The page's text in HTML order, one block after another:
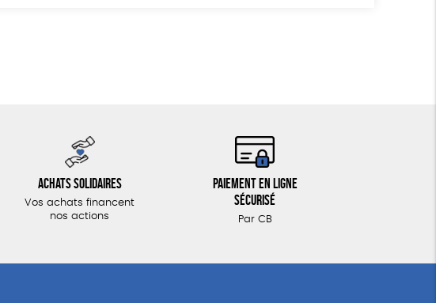
Achats solidaires
Vos achats financent
nos actions
Paiement en ligne
sécurisé
Par CB